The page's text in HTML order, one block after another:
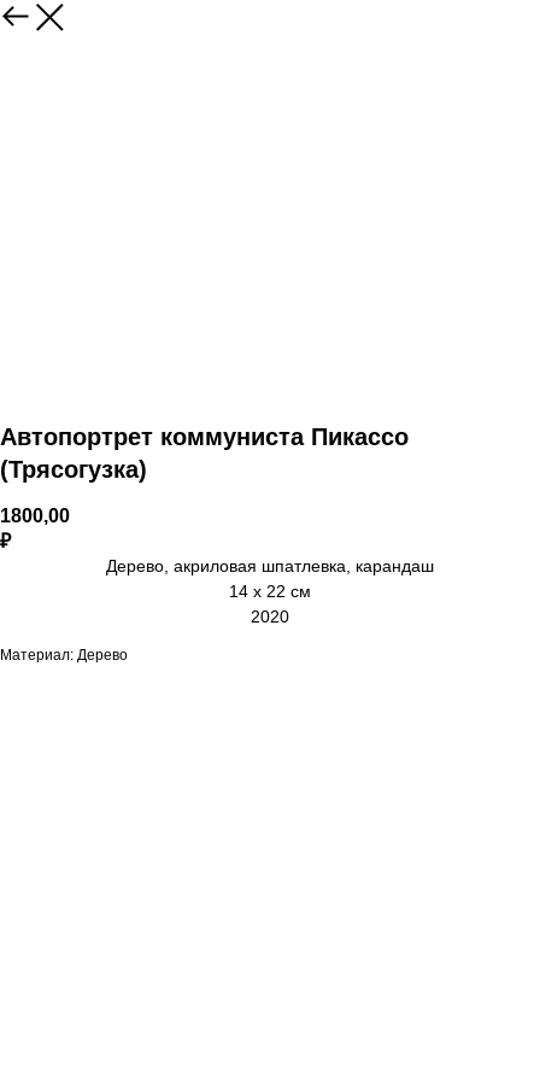
Автопортрет коммуниста Пикассо
(Трясогузка)
1800,00
₽
Дерево, акриловая шпатлевка, карандаш
14 х 22 см
2020
Материал: Дерево